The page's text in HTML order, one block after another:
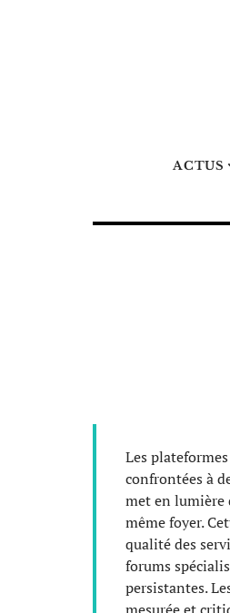
ACTUS
Les
confrontées à
met en lumière
même foyer.
qualité des
forums
persistantes.